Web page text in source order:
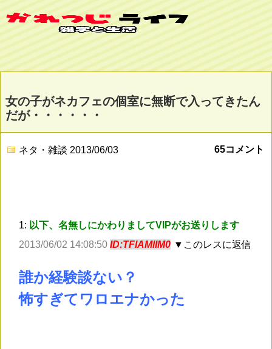
女の子がネカフェの個室に無断で入ってきたん
だが・・・・・・
ネタ・雑談 2013/06/03 65コメント
1: 以下、名無しにかわりましてVIPがお送りします
2013/06/02 14:08:50 ID:TFlAMlIM0 ▼このレスに返信
誰か経験談ない？
怖すぎてワロエナかった